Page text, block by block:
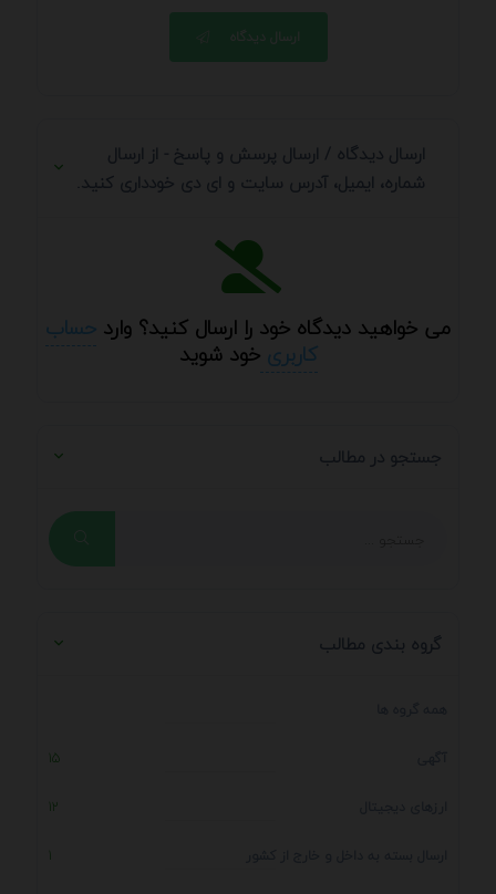
ارسال دیدگاه
ارسال دیدگاه / ارسال پرسش و پاسخ - از ارسال
شماره، ایمیل، آدرس سایت و ای دی خودداری کنید.
می خواهید دیدگاه خود را ارسال کنید؟ وارد حساب
کاربریخود شوید
جستجو در مطالب
گروه بندی مطالب
15
12
1